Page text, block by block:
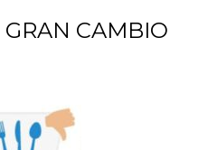
CAMBIO